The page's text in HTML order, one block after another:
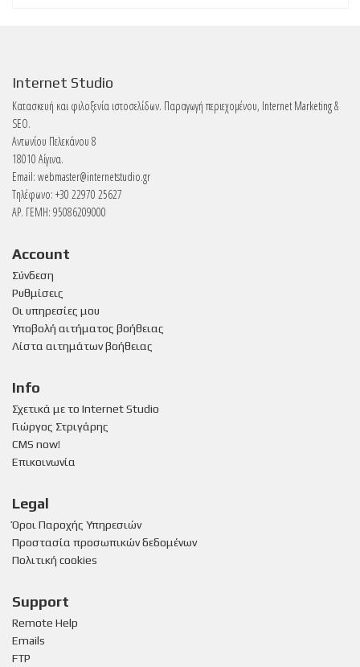
Internet Studio
Κατασκευή και φιλοξενία ιστοσελίδων. Παραγωγή περιεχομένου, Internet Marketing &
SEO.
Αντωνίου Πελεκάνου 8
18010 Αίγινα.
Email: webmaster@internetstudio.gr
Τηλέφωνο: +30 22970 25627
ΑΡ. ΓΕΜΗ: 95086209000
Account
Σύνδεση
Ρυθμίσεις
Οι υπηρεσίες μου
Υποβολή αιτήματος βοήθειας
Λίστα αιτημάτων βοήθειας
Info
Σχετικά με το Internet Studio
Γιώργος Στριγάρης
CMS now!
Επικοινωνία
Legal
Όροι Παροχής Υπηρεσιών
Προστασία προσωπικών δεδομένων
Πολιτική cookies
Support
Remote Help
Emails
FTP